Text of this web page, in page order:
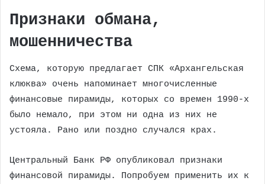
Признаки обмана,
мошенничества
Схема, которую предлагает СПК «Архангельская
клюква» очень напоминает многочисленные
финансовые пирамиды, которых со времен 1990-х
было немало, при этом ни одна из них не
устояла. Рано или поздно случался крах.
Центральный Банк РФ опубликовал признаки
финансовой пирамиды. Попробуем применить их к